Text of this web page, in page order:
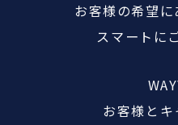
お客様の希望
スマートに
お客様と